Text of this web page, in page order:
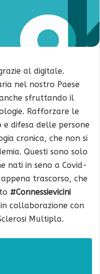
al digitale.
nel nostro Paese
sfruttando il
Rafforzare le
difesa delle persone
cronica, che non si
Questi sono solo
nati in seno a Covid-
trascorso, che
#Connessievicini
in collaborazione con
Multipla.